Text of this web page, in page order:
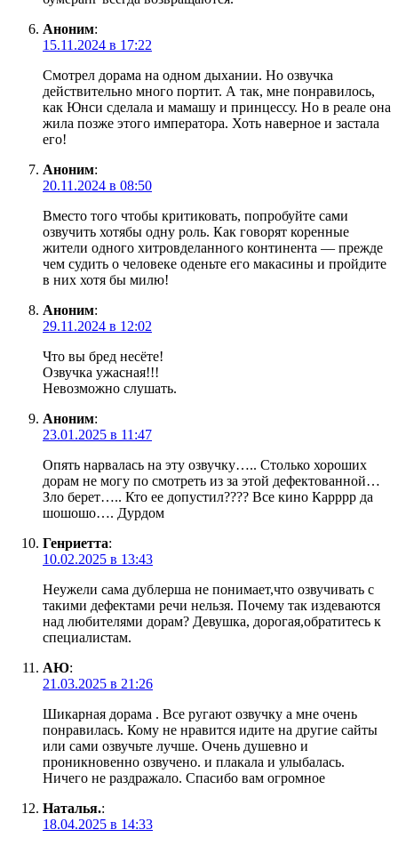
Аноним:
15.11.2024 в 17:22
Смотрел дорама на одном дыхании. Но озвучка
действительно много портит. А так, мне понравилось,
как Юнси сделала и мамашу и принцессу. Но в реале она
жила позже этого императора. Хоть наверное и застала
его!
Аноним:
20.11.2024 в 08:50
Вместо того чтобы критиковать, попробуйте сами
озвучить хотябы одну роль. Как говорят коренные
жители одного хитровделанного континента — прежде
чем судить о человеке оденьте его макасины и пройдите
в них хотя бы милю!
Аноним:
29.11.2024 в 12:02
Что вы бред несёте!
Озвучка ужасная!!!
Невозможно слушать.
Аноним:
23.01.2025 в 11:47
Опять нарвалась на эту озвучку….. Столько хороших
дорам не могу по смотреть из за этой дефектованной…
Зло берет….. Кто ее допустил???? Все кино Карррр да
шошошо…. Дурдом
Генриетта:
10.02.2025 в 13:43
Неужели сама дублерша не понимает,что озвучивать с
такими дефектами речи нельзя. Почему так издеваются
над любителями дорам? Девушка, дорогая,обратитесь к
специалистам.
АЮ:
21.03.2025 в 21:26
Шикарная дорама . Все ругают озвучку а мне очень
понравилась. Кому не нравится идите на другие сайты
или сами озвучьте лучше. Очень душевно и
проникновенно озвучено. и плакала и улыбалась.
Ничего не раздражало. Спасибо вам огромное
Наталья.:
18.04.2025 в 14:33